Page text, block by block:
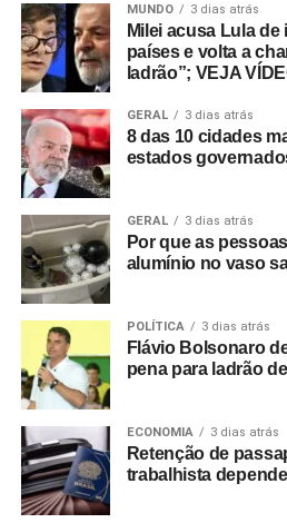
MUNDO 3 dias atrás
Milei acusa Lula
países e volta a
ladrão”; VEJA
GERAL 3 dias atrás
8 das 10 cidades
estados
GERAL 3 dias atrás
Por que as
alumínio no vaso
POLÍTICA 3 dias atrás
Flávio Bolsonaro
pena para ladrão
ECONOMIA 3 dias atrás
Retenção de
trabalhista